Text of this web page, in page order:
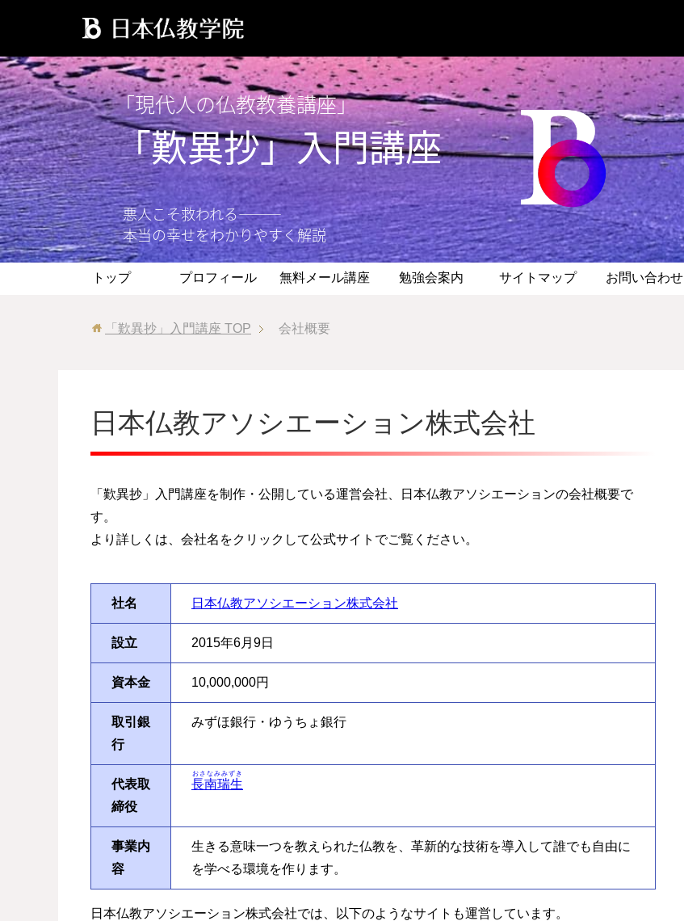
「現代人の仏教教養講座」
「歎異抄」入門講座
悪人こそ救われる―――
本当の幸せをわかりやすく解説
トップ プロフィール 無料メール講座 勉強会案内 サイトマップ お問い合わせ
「歎異抄」入門講座 TOP 会社概要
日本仏教アソシエーション株式会社
「歎異抄」入門講座を制作・公開している運営会社、日本仏教アソシエーションの会社概要で
す。
より詳しくは、会社名をクリックして公式サイトでご覧ください。
社名 日本仏教アソシエーション株式会社
設立 2015年6月9日
資本金 10,000,000円
取引銀
行
みずほ銀行・ゆうちょ銀行
代表取
締役
長南瑞生
おさなみみずき
事業内
容
生きる意味一つを教えられた仏教を、革新的な技術を導入して誰でも自由に
を学べる環境を作ります。
日本仏教アソシエーション株式会社では、以下のようなサイトも運営しています。